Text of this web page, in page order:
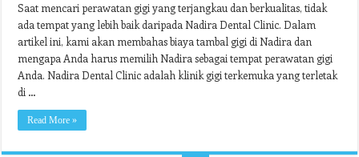
Tambal
Gigi
di
Nadira:
Solusi
Terjangkau
untuk
Saat mencari perawatan gigi yang terjangkau dan berkualitas, tidak
ada tempat yang lebih baik daripada Nadira Dental Clinic. Dalam
artikel ini, kami akan membahas biaya tambal gigi di Nadira dan
mengapa Anda harus memilih Nadira sebagai tempat perawatan gigi
Anda. Nadira Dental Clinic adalah klinik gigi terkemuka yang terletak
di …
Read More »